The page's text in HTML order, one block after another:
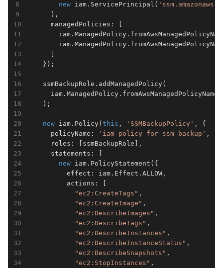
new iam.ServicePrincipal(
      ),
      managedPolicies: [
    });
      iam.ManagedPolicy.fromAwsManagedPolicyName(
    );
new iam.Policy(this , 'SSMBackupPolicy'
      policyName:
'iam-policy-for-ssm-backup'
roles:
new iam.PolicyStatement({
          effect: iam.Effect.ALLOW,
          actions: [
"ec2:CreateTags" ,
"ec2:CreateImage" ,
"ec2:DescribeImages" ,
"ec2:DescribeTags" ,
"ec2:DescribeInstances" ,
"ec2:DescribeInstanceStatus" ,
"ec2:DescribeSnapshots" ,
"ec2:StopInstances" ,